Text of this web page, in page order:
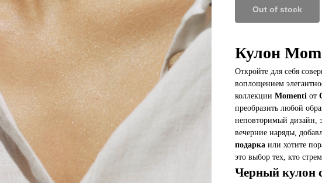
Out of stock
Кулон
Откройте для себя
воплощением
коллекции Momenti от
преобразить любой
неповторимый дизайн,
вечерние наряды,
подарка или хотите
это выбор тех, кто
Черный кулон